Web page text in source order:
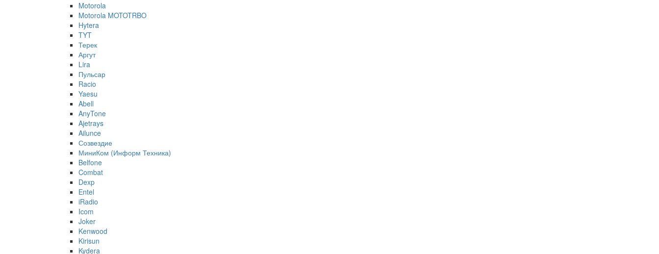
Motorola
Motorola MOTOTRBO
Hytera
TYT
Терек
Аргут
Lira
Пульсар
Racio
Yaesu
Abell
AnyTone
Ajetrays
Ailunce
Созвездие
МиниКом (Информ Техника)
Belfone
Combat
Dexp
Entel
iRadio
Icom
Joker
Kenwood
Kirisun
Kydera